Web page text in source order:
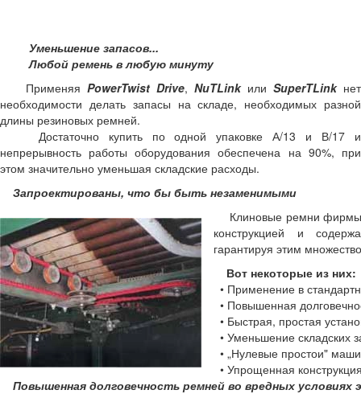
Уменьшение запасов...
Любой ремень в любую минуту
Применяя PowerTwist Drive, NuTLinkили SuperTLinkнет
необходимости делать запасы на складе, необходимых разной
длины резиновых ремней.
Достаточно купить по одной упаковке А/13 и В/17 и
непрерывность работы оборудования обеспечена на 90%, при
этом значительно уменьшая складские расходы.
Запроектированы, что бы быть незаменимыми
Клиновые ремни фирмы
конструкцией и
гарантируя этим
Вот некоторые из них:
• Применение в
• Повышенная
• Быстрая, простая
• Уменьшение складских
• „Нулевые простои"
• Упрощенная
Повышенная долговечность ремней во вредных условиях